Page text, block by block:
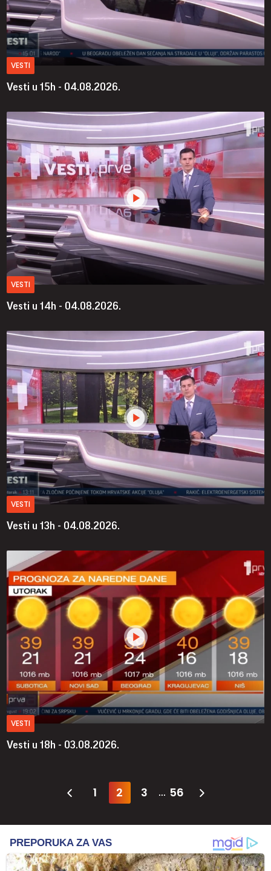
VESTI
Vesti u 15h - 04.08.2026.
VESTI
Vesti u 14h - 04.08.2026.
VESTI
Vesti u 13h - 04.08.2026.
VESTI
Vesti u 18h - 03.08.2026.
1 2 3 ... 56